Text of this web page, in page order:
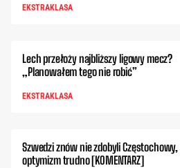
EKSTRAKLASA
Lech przełoży najbliższy ligowy mecz?
„Planowałem tego nie robić”
EKSTRAKLASA
Szwedzi znów nie zdobyli Częstochowy,
optymizm trudno [KOMENTARZ]